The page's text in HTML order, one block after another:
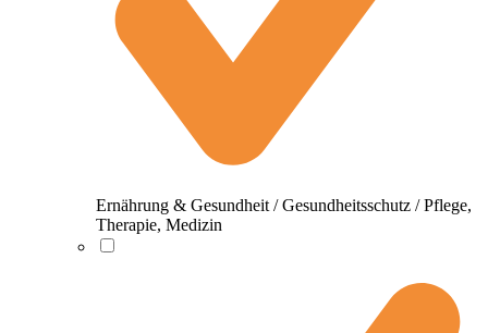
Ernährung & Gesundheit / Gesundheitsschutz / Pflege,
Therapie, Medizin